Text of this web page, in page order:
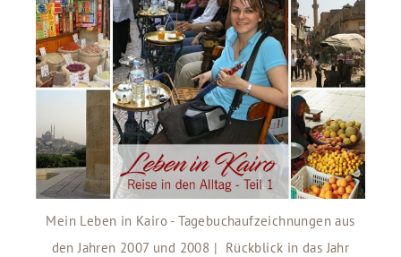
Mein Leben in Kairo - Tagebuchaufzeichnungen aus
den Jahren 2007 und 2008 | Rückblick in das Jahr